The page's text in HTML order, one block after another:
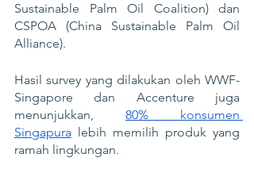
Sustainable Palm Oil Coalition) dan
CSPOA (China Sustainable Palm Oil
Alliance).
Hasil survey yang dilakukan oleh WWF-
Singapore dan Accenture juga
menunjukkan, 80% konsumen
Singapura lebih memilih produk yang
ramah lingkungan.